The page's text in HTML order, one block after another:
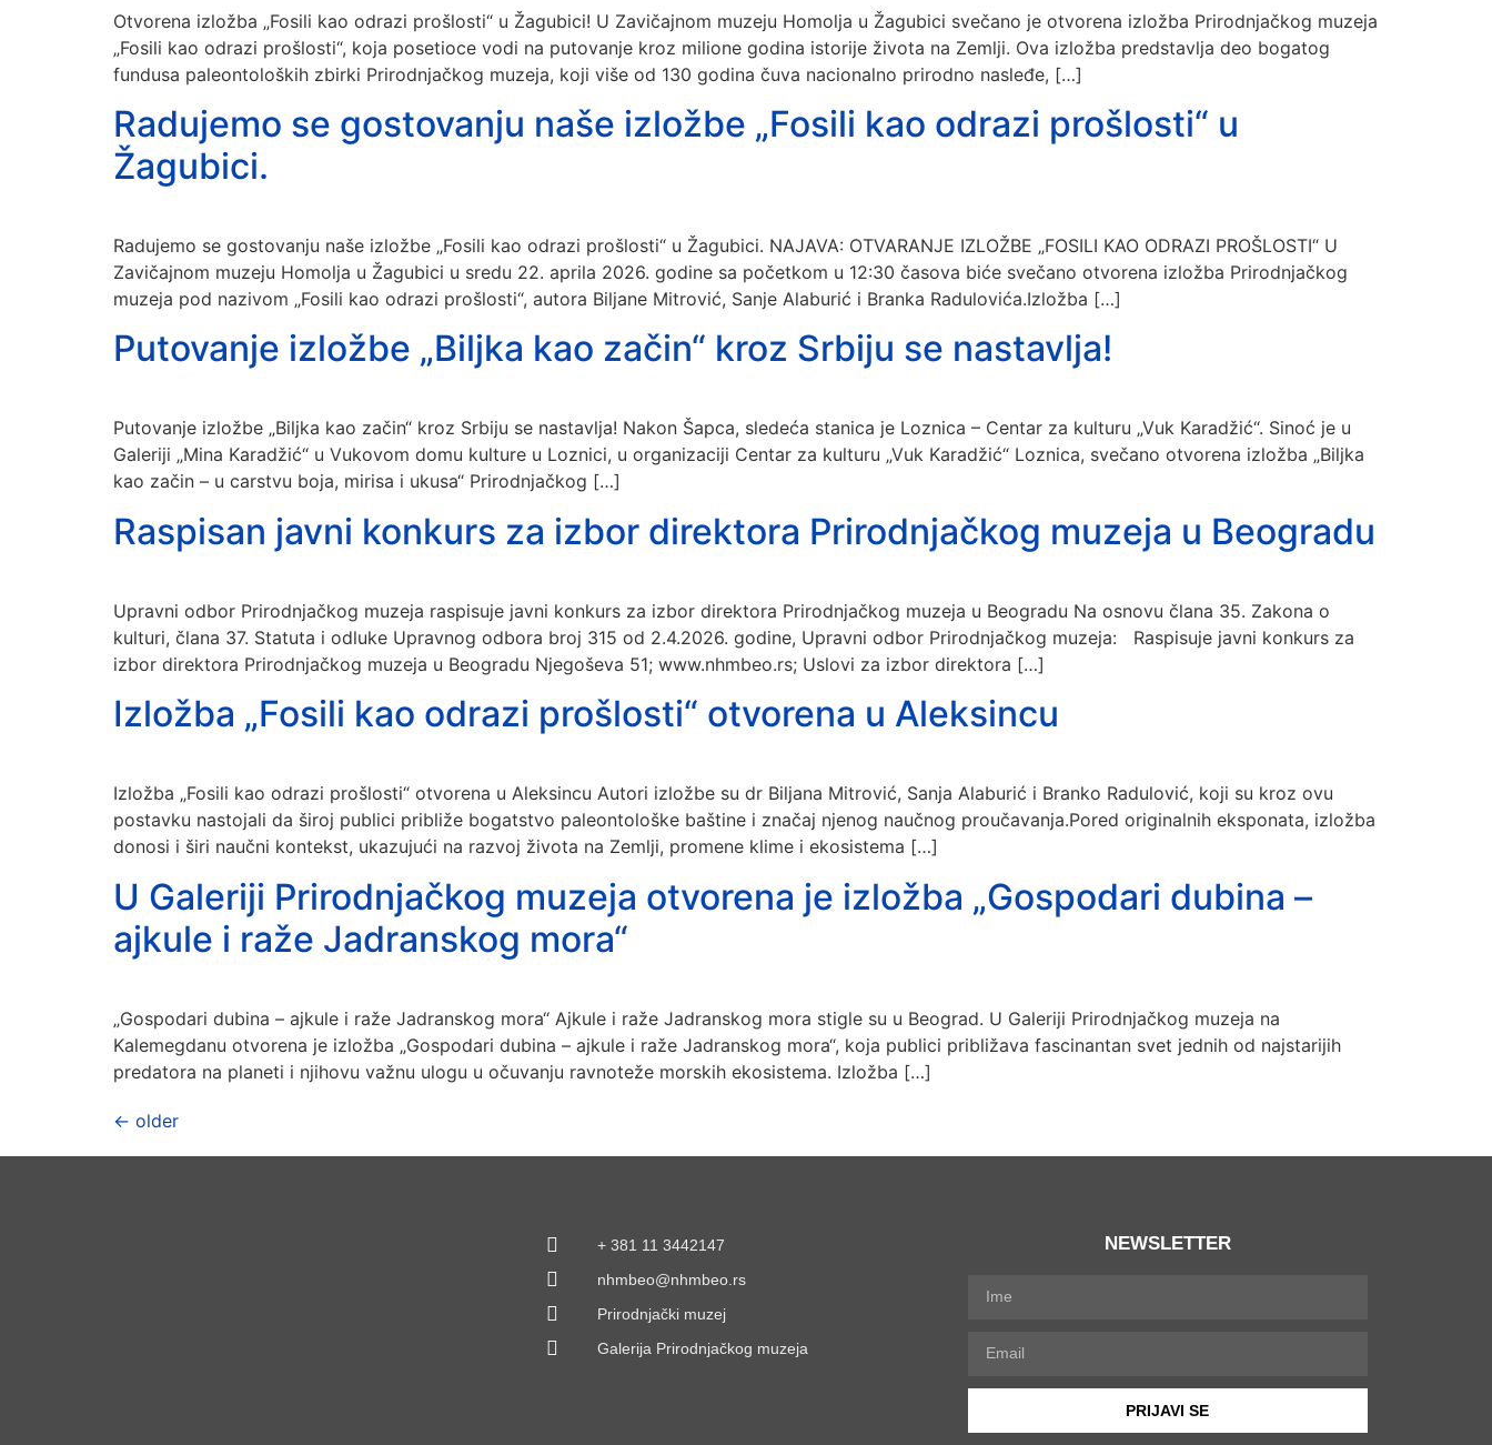
Otvorena izložba „Fosili kao odrazi prošlosti“ u Žagubici! U Zavičajnom muzeju Homolja u Žagubici svečano je otvorena izložba Prirodnjačkog muzeja
„Fosili kao odrazi prošlosti“, koja posetioce vodi na putovanje kroz milione godina istorije života na Zemlji. Ova izložba predstavlja deo bogatog
fundusa paleontoloških zbirki Prirodnjačkog muzeja, koji više od 130 godina čuva nacionalno prirodno nasleđe, […]
Radujemo se gostovanju naše izložbe „Fosili kao odrazi prošlosti“ u
Žagubici.
Radujemo se gostovanju naše izložbe „Fosili kao odrazi prošlosti“ u Žagubici. NAJAVA: OTVARANJE IZLOŽBE „FOSILI KAO ODRAZI PROŠLOSTI“ U
Zavičajnom muzeju Homolja u Žagubici u sredu 22. aprila 2026. godine sa početkom u 12:30 časova biće svečano otvorena izložba Prirodnjačkog
muzeja pod nazivom „Fosili kao odrazi prošlosti“, autora Biljane Mitrović, Sanje Alaburić i Branka Radulovića.Izložba […]
Putovanje izložbe „Biljka kao začin“ kroz Srbiju se nastavlja!
Putovanje izložbe „Biljka kao začin“ kroz Srbiju se nastavlja! Nakon Šapca, sledeća stanica je Loznica – Centar za kulturu „Vuk Karadžić“. Sinoć je u
Galeriji „Mina Karadžić“ u Vukovom domu kulture u Loznici, u organizaciji Centar za kulturu „Vuk Karadžić“ Loznica, svečano otvorena izložba „Biljka
kao začin – u carstvu boja, mirisa i ukusa“ Prirodnjačkog […]
Raspisan javni konkurs za izbor direktora Prirodnjačkog muzeja u Beogradu
Upravni odbor Prirodnjačkog muzeja raspisuje javni konkurs za izbor direktora Prirodnjačkog muzeja u Beogradu Na osnovu člana 35. Zakona o
kulturi, člana 37. Statuta i odluke Upravnog odbora broj 315 od 2.4.2026. godine, Upravni odbor Prirodnjačkog muzeja: Raspisuje javni konkurs za
izbor direktora Prirodnjačkog muzeja u Beogradu Njegoševa 51; www.nhmbeo.rs; Uslovi za izbor direktora […]
Izložba „Fosili kao odrazi prošlosti“ otvorena u Aleksincu
Izložba „Fosili kao odrazi prošlosti“ otvorena u Aleksincu Autori izložbe su dr Biljana Mitrović, Sanja Alaburić i Branko Radulović, koji su kroz ovu
postavku nastojali da široj publici približe bogatstvo paleontološke baštine i značaj njenog naučnog proučavanja.Pored originalnih eksponata, izložba
donosi i širi naučni kontekst, ukazujući na razvoj života na Zemlji, promene klime i ekosistema […]
U Galeriji Prirodnjačkog muzeja otvorena je izložba „Gospodari dubina –
ajkule i raže Jadranskog mora“
„Gospodari dubina – ajkule i raže Jadranskog mora“ Ajkule i raže Jadranskog mora stigle su u Beograd. U Galeriji Prirodnjačkog muzeja na
Kalemegdanu otvorena je izložba „Gospodari dubina – ajkule i raže Jadranskog mora“, koja publici približava fascinantan svet jednih od najstarijih
predatora na planeti i njihovu važnu ulogu u očuvanju ravnoteže morskih ekosistema. Izložba […]
← older
+ 381 11 3442147
nhmbeo@nhmbeo.rs
Prirodnjački muzej
Galerija Prirodnjačkog muzeja
NEWSLETTER
PRIJAVI SE